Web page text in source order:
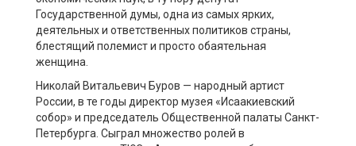
Государственной думы, одна из самых ярких,
деятельных и ответственных политиков страны,
блестящий полемист и просто обаятельная
женщина.
Николай Витальевич Буров — народный артист
России, в те годы директор музея «Исаакиевский
собор» и председатель Общественной палаты Санкт-
Петербурга. Сыграл множество ролей в